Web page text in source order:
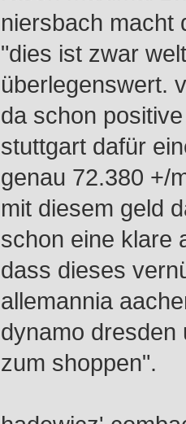
niersbach macht
"dies ist zwar
überlegenswert.
da schon
stuttgart dafür
genau 72.380 +/
mit diesem geld
schon eine klare
dass dieses
allemannia
dynamo dresden
zum shoppen".